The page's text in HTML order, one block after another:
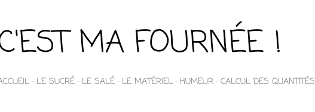
MA FOURNÉE !
LE SUCRÉ LE SALÉ LE MATÉRIEL HUMEUR CALCUL DES QUANTITÉS